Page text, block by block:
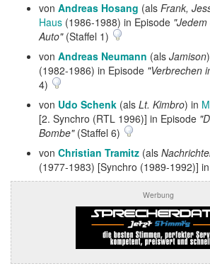
von Andreas Hosang (als Frank,
Haus (1986-1988) in Episode
Auto"(Staffel 1)
von Andreas Neumann (als Jamison
(1982-1986) in Episode "Verbrechen
4)
von Udo Schenk (als Lt. Kimbro) in
[2. Synchro (RTL 1996)] in Episode
Bombe"(Staffel 6)
von Christian Tramitz (als
(1977-1983) [Synchro (1989-1992)] in
Werbung